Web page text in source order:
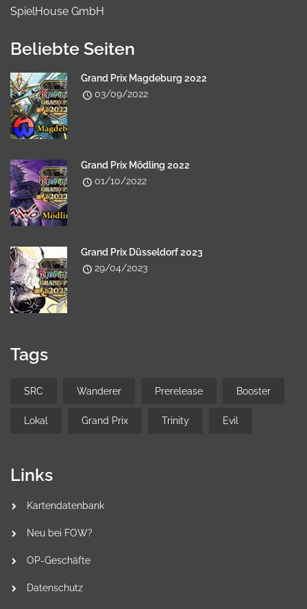
SpielHouse GmbH
Beliebte Seiten
Grand Prix Magdeburg 2022
03/09/2022
Grand Prix Mödling 2022
01/10/2022
Grand Prix Düsseldorf 2023
29/04/2023
Tags
SRC Wanderer Prerelease Booster
Lokal Grand Prix Trinity Evil
Links
Kartendatenbank
Neu bei FOW?
OP-Geschäfte
Datenschutz